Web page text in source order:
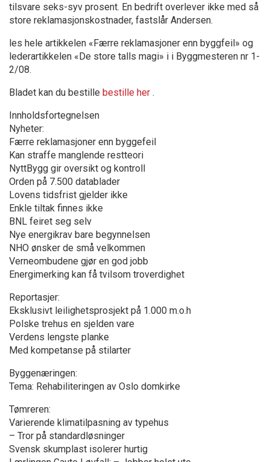
tilsvare seks-syv prosent. En bedrift overlever ikke med så
store reklamasjonskostnader, fastslår Andersen.
les hele artikkelen «Færre reklamasjoner enn byggfeil» og
lederartikkelen «De store talls magi» i i Byggmesteren nr 1-
2/08.
Bladet kan du bestille bestille her .
Innholdsfortegnelsen
Nyheter:
Færre reklamasjoner enn byggefeil
Kan straffe manglende restteori
NyttBygg gir oversikt og kontroll
Orden på 7.500 datablader
Lovens tidsfrist gjelder ikke
Enkle tiltak finnes ikke
BNL feiret seg selv
Nye energikrav bare begynnelsen
NHO ønsker de små velkommen
Verneombudene gjør en god jobb
Energimerking kan få tvilsom troverdighet
Reportasjer:
Eksklusivt leilighetsprosjekt på 1.000 m.o.h
Polske trehus en sjelden vare
Verdens lengste planke
Med kompetanse på stilarter
Byggenæringen:
Tema: Rehabiliteringen av Oslo domkirke
Tømreren:
Varierende klimatilpasning av typehus
– Tror på standardløsninger
Svensk skumplast isolerer hurtig